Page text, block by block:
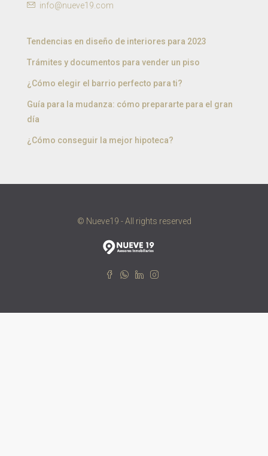
info@nueve19.com
Tendencias en diseño de interiores para 2023
Trámites y documentos para vender un piso
¿Cómo elegir el barrio perfecto para ti?
Guía para la mudanza: cómo prepararte para el gran
día
¿Cómo conseguir la mejor hipoteca?
© Nueve19 - All rights reserved